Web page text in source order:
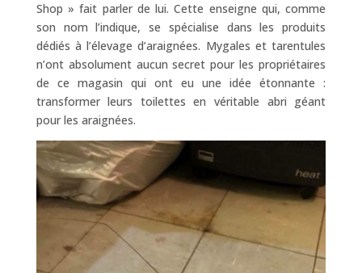
Shop » fait parler de lui. Cette enseigne qui, comme
son nom l’indique, se spécialise dans les produits
dédiés à l’élevage d’araignées. Mygales et tarentules
n’ont absolument aucun secret pour les propriétaires
de ce magasin qui ont eu une idée étonnante :
transformer leurs toilettes en véritable abri géant
pour les araignées.